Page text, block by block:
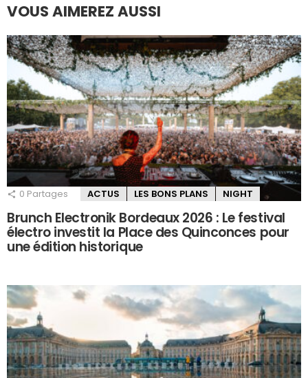
VOUS AIMEREZ AUSSI
0 Partages ACTUS LES BONS PLANS NIGHT
Brunch Electronik Bordeaux 2026 : Le festival
électro investit la Place des Quinconces pour
une édition historique